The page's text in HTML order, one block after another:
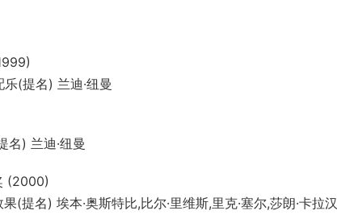
(提名) 兰迪·纽曼
) 兰迪·纽曼
(2000)
名) 埃本·奥斯特比,比尔·里维斯,里克·塞尔,莎朗·卡拉汉